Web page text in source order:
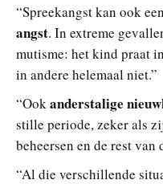
“Spreekangst kan ook
angst. In extreme
mutisme: het kind praat
in andere helemaal niet.”
“Ook anderstalige
stille periode, zeker als
beheersen en de rest van
“Al die verschillende